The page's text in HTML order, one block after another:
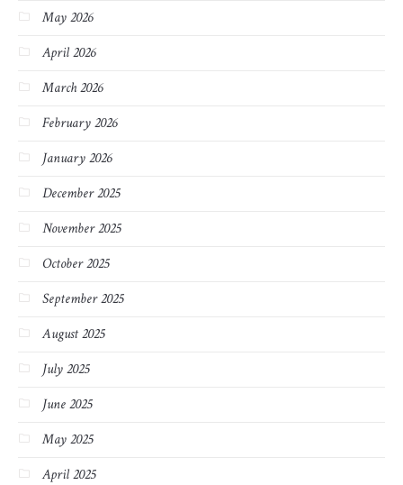
May 2026
April 2026
March 2026
February 2026
January 2026
December 2025
November 2025
October 2025
September 2025
August 2025
July 2025
June 2025
May 2025
April 2025